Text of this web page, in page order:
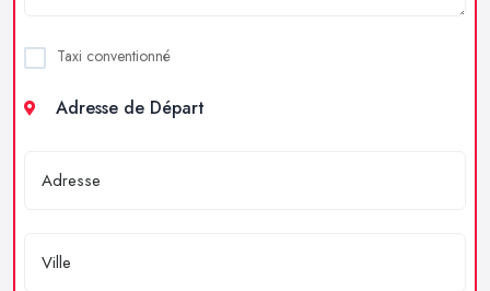
Taxi conventionné
Adresse de Départ